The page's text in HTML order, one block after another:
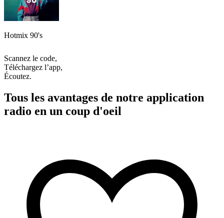
Hotmix 90's
Scannez le code,
Téléchargez l’app,
Écoutez.
Tous les avantages de notre application
radio en un coup d'oeil